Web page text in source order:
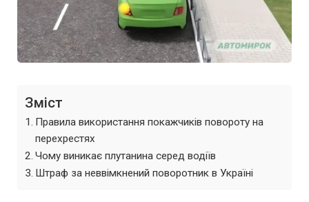
Зміст
Правила використання покажчиків повороту на
перехрестях
Чому виникає плутанина серед водіїв
Штраф за неввімкнений поворотник в Україні